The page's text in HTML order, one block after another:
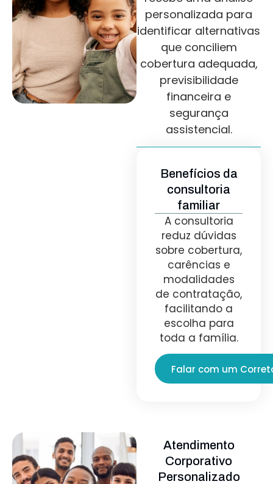
personalizada para
identificar alternativas
que conciliem
cobertura adequada,
previsibilidade
financeira e
segurança
assistencial.
Benefícios da
consultoria
familiar
A consultoria
reduz dúvidas
sobre cobertura,
carências e
modalidades
de contratação,
facilitando a
escolha para
toda a família.
Falar com um
Atendimento
Corporativo
Personalizado